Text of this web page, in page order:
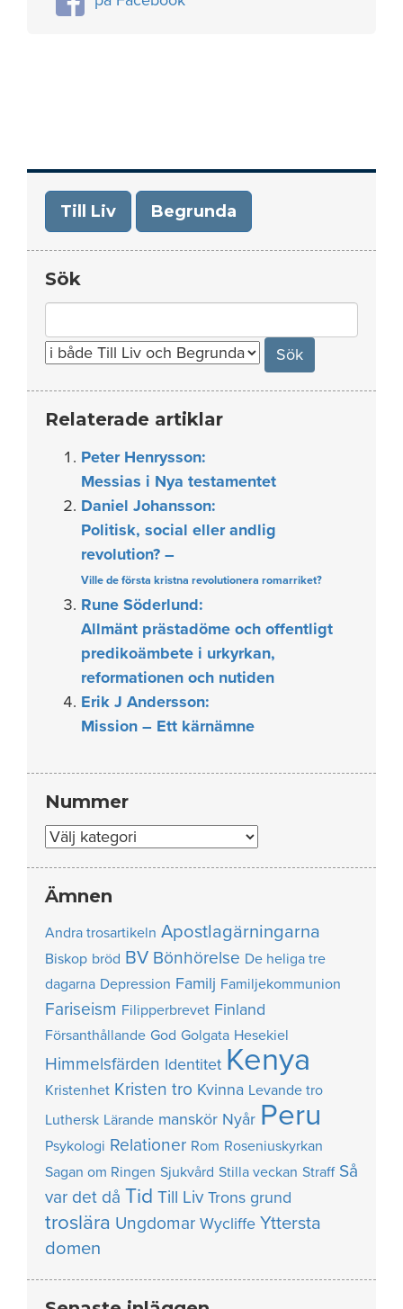
Till Liv Begrunda
Sök
for:
Relaterade artiklar
Peter Henrysson:
Messias i Nya testamentet
Daniel Johansson:
Politisk, social eller andlig
revolution? –
Ville de första kristna revolutionera romarriket?
Rune Söderlund:
Allmänt prästadöme och offentligt
predikoämbete i urkyrkan,
reformationen och nutiden
Erik J Andersson:
Mission – Ett kärnämne
Nummer
Nummer
Ämnen
Andra trosartikeln Apostlagärningarna
Biskop bröd BV Bönhörelse De heliga tre
dagarna Depression Familj Familjekommunion
Fariseism Filipperbrevet Finland
Försanthållande God Golgata Hesekiel
Himmelsfärden Identitet Kenya
Kristenhet Kristen tro Kvinna Levande tro
Luthersk Lärande manskör Nyår Peru
Psykologi Relationer Rom Roseniuskyrkan
Sagan om Ringen Sjukvård Stilla veckan Straff Så
var det då Tid Till Liv Trons grund
troslära Ungdomar Wycliffe Yttersta
domen